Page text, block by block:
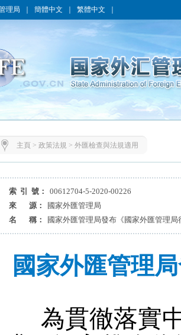
理局 簡體中文 繁體中文
主頁 > 政策法規 > 外匯檢查與法規適用
索 引 號：
00612704-5-2020-00226
來 源：
國家外匯管理局
名 稱：
國家外匯管理局發布《國家外匯管理局
國家外匯管理
為貫徹落實中